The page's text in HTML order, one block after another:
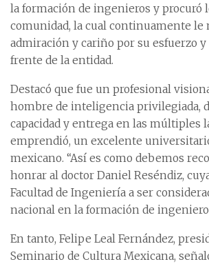
la formación de ingenieros y procuró
comunidad, la cual continuamente le
admiración y cariño por su esfuerzo y
frente de la entidad.
Destacó que fue un profesional
hombre de inteligencia privilegiada,
capacidad y entrega en las múltiples
emprendió, un excelente
mexicano. “Así es como debemos
honrar al doctor Daniel Reséndiz,
Facultad de Ingeniería a ser
nacional en la formación de
En tanto, Felipe Leal Fernández,
Seminario de Cultura Mexicana,